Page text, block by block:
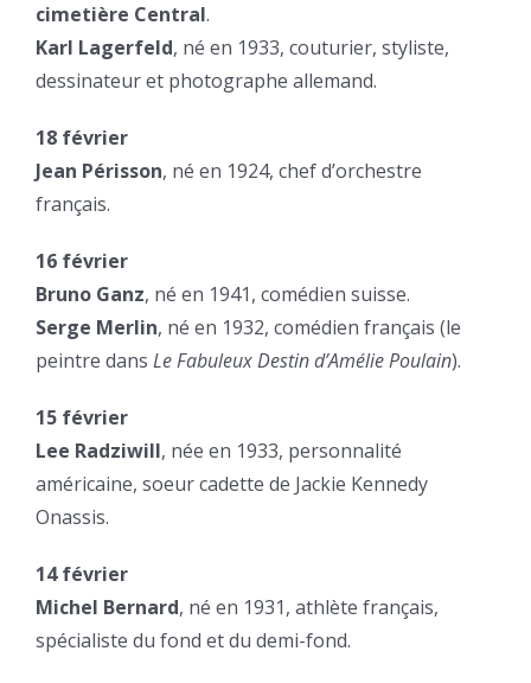
cimetière Central.
Karl Lagerfeld, né en 1933, couturier, styliste,
dessinateur et photographe allemand.
18 février
Jean Périsson, né en 1924, chef d’orchestre
français.
16 février
Bruno Ganz, né en 1941, comédien suisse.
Serge Merlin, né en 1932, comédien français (le
peintre dans Le Fabuleux Destin d’Amélie Poulain).
15 février
Lee Radziwill, née en 1933, personnalité
américaine, soeur cadette de Jackie Kennedy
Onassis.
14 février
Michel Bernard, né en 1931, athlète français,
spécialiste du fond et du demi-fond.